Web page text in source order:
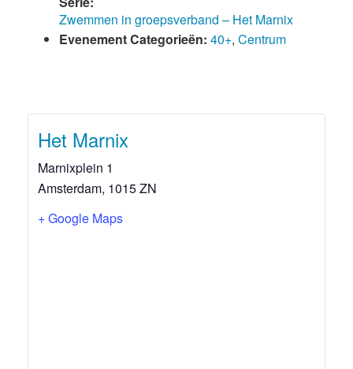
Zwemmen in groepsverband – Het Marnix
Evenement Categorieën: 40+, Centrum
Het Marnix
Marnixplein 1
Amsterdam, 1015 ZN
+ Google Maps